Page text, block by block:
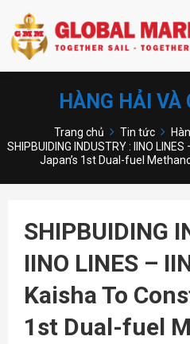
HÀNG HẢI VÀ
Trang chủ Tin tức
SHIPBUIDING INDUSTRY : IINO
Japan’s 1st Dual-fuel
SHIPBUIDING
IINO LINES –
Kaisha To
1st Dual-fuel